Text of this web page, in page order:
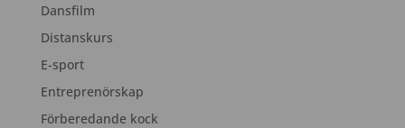
Dansfilm
Distanskurs
E-sport
Entreprenörskap
Förberedande kock